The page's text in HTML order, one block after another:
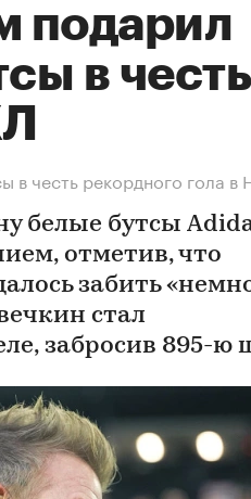
подарил
в честь
в честь рекордного гола в
белые бутсы
отметив, что
забить
стал
забросив 895-ю